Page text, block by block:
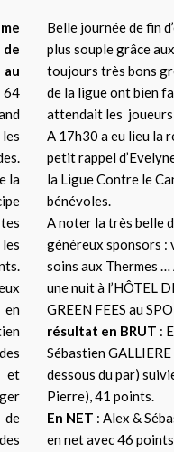
de
au
la
en
et
Belle journée de fin
plus souple grâce
toujours très bons
de la ligue ont bien
attendait les
A 17h30 a eu lieu la
petit rappel
la Ligue Contre le
bénévoles.
A noter la très belle
généreux sponsors
soins aux Thermes
une nuit à l’HÔTEL
GREEN FEES au
résultat en BRUT :
Sébastien
dessous du par)
Pierre), 41 points.
En NET : Alex &
en net avec 46